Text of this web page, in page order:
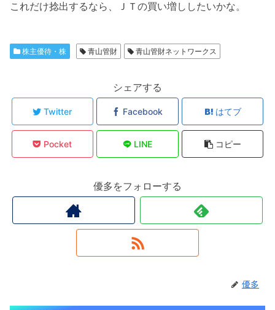
これだけ捻出するなら、ＪＴの買い増ししたいかな。
株主優待・株 青山管財 青山管財ネットワークス
シェアする
Twitter Facebook はてブ
Pocket LINE コピー
優多をフォローする
優多